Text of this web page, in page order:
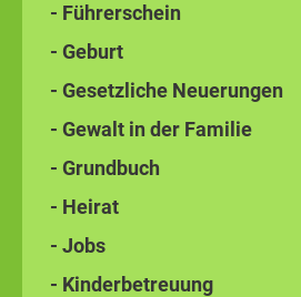
- Führerschein
- Geburt
- Gesetzliche Neuerungen
- Gewalt in der Familie
- Grundbuch
- Heirat
- Jobs
- Kinderbetreuung